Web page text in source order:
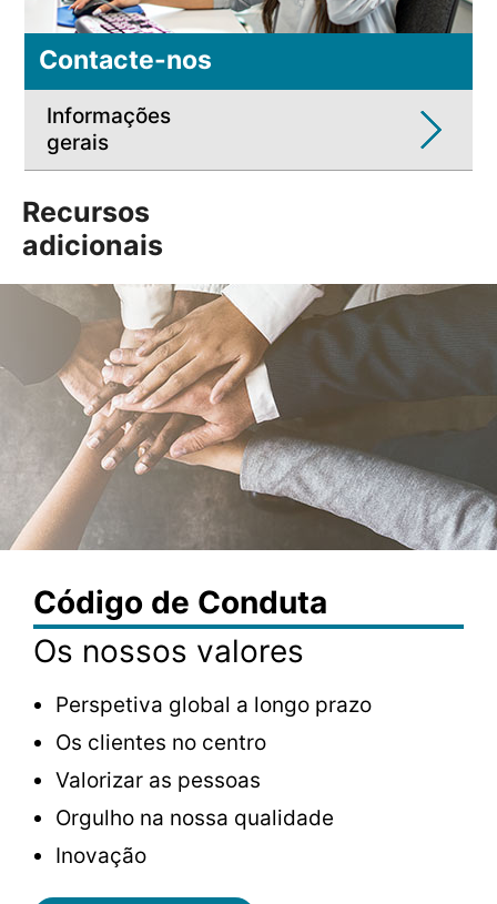
Contacte-nos
Informações
gerais
Recursos
adicionais
Código de Conduta
Os nossos valores
Perspetiva global a longo prazo
Os clientes no centro
Valorizar as pessoas
Orgulho na nossa qualidade
Inovação